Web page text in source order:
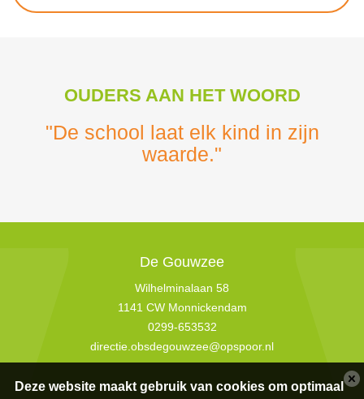
OUDERS AAN HET WOORD
"De school laat elk kind in zijn
waarde."
De Gouwzee
Wilhelminalaan 58
1141 CW Monnickendam
0299-653532
directie.obsdegouwzee@opspoor.nl
Deze website maakt gebruik van cookies om optimaal